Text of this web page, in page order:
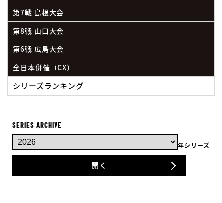
第7戦 島根大会
第8戦 山口大会
第6戦 広島大会
全日本併催（CX）
シリーズランキング
SERIES ARCHIVE
年シリーズ
開く